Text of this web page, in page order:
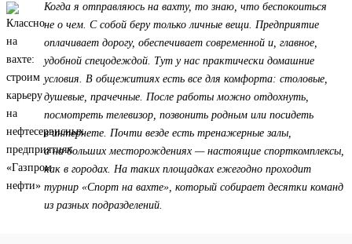
Когда я отправляюсь на вахту, то знаю, что беспокоиться
не о чем. С собой беру только личные вещи. Предприятие
оплачивает дорогу, обеспечивает современной и, главное,
удобной спецодеждой. Тут у нас практически домашние
условия. В общежитиях есть все для комфорта: столовые,
душевые, прачечные. После работы можно отдохнуть,
посмотреть телевизор, позвонить родным или посидеть
в интернете. Почти везде есть тренажерные залы,
а на больших месторождениях — настоящие спорткомплексы,
как в городах. На таких площадках ежегодно проходит
турнир «Спорт на вахте», который собирает десятки команд
из разных подразделений.